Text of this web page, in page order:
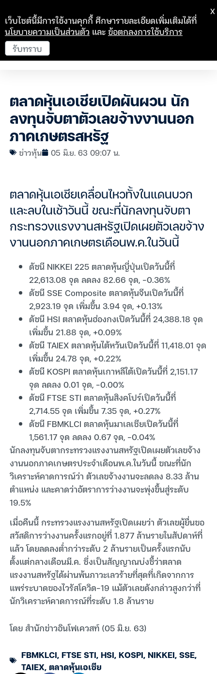
ตลาดหุ้นเอเชียเปิดผันผวน นัก
ลงทุนจับตาตัวเลขจ้างงานนอก
ภาคเกษตรสหรัฐ
ข่าวหุ้น 05 มิ.ย. 63 09:07 น.
ตลาดหุ้นเอเชียเคลื่อนไหวทั้งในแดนบวก
และลบในเช้าวันนี้ ขณะที่นักลงทุนจับตา
กระทรวงแรงงานสหรัฐเปิดเผยตัวเลขจ้าง
งานนอกภาคเกษตรเดือนพ.ค.ในวันนี้
ดัชนี NIKKEI 225 ตลาดหุ้นญี่ปุ่นเปิดวันนี้ที่
22,613.08 จุด ลดลง 82.66 จุด, -0.36%
ดัชนี SSE Composite ตลาดหุ้นจีนเปิดวันนี้ที่
2,923.19 จุด เพิ่มขึ้น 3.94 จุด, +0.13%
ดัชนี HSI ตลาดหุ้นฮ่องกงเปิดวันนี้ที่ 24,388.18 จุด
เพิ่มขึ้น 21.88 จุด, +0.09%
ดัชนี TAIEX ตลาดหุ้นไต้หวันเปิดวันนี้ที่ 11,418.01 จุด
เพิ่มขึ้น 24.78 จุด, +0.22%
ดัชนี KOSPI ตลาดหุ้นเกาหลีใต้เปิดวันนี้ที่ 2,151.17
จุด ลดลง 0.01 จุด, -0.00%
ดัชนี FTSE STI ตลาดหุ้นสิงคโปร์เปิดวันนี้ที่
2,714.55 จุด เพิ่มขึ้น 7.35 จุด, +0.27%
ดัชนี FBMKLCI ตลาดหุ้นมาเลเซียเปิดวันนี้ที่
1,561.17 จุด ลดลง 0.67 จุด, -0.04%
นักลงทุนจับตากระทรวงแรงงานสหรัฐเปิดเผยตัวเลขจ้าง
งานนอกภาคเกษตรประจำเดือนพ.ค.ในวันนี้ ขณะที่นัก
วิเคราะห์คาดการณ์ว่า ตัวเลขจ้างงานจะลดลง 8.33 ล้าน
ตำแหน่ง และคาดว่าอัตราการว่างงานจะพุ่งขึ้นสู่ระดับ
19.5%
เมื่อคืนนี้ กระทรวงแรงงานสหรัฐเปิดเผยว่า ตัวเลขผู้ยื่นขอ
สวัสดิการว่างงานครั้งแรกอยู่ที่ 1.877 ล้านรายในสัปดาห์ที่
แล้ว โดยลดลงต่ำกว่าระดับ 2 ล้านรายเป็นครั้งแรกนับ
ตั้งแต่กลางเดือนมี.ค. ซึ่งเป็นสัญญาณบ่งชี้ว่าตลาด
แรงงานสหรัฐได้ผ่านพ้นภาวะเลวร้ายที่สุดที่เกิดจากการ
แพร่ระบาดของไวรัสโควิด-19 แม้ตัวเลขดังกล่าวสูงกว่าที่
นักวิเคราะห์คาดการณ์ที่ระดับ 1.8 ล้านราย
โดย สำนักข่าวอินโฟเควสท์ (05 มิ.ย. 63)
FBMKLCI,FTSE STI,HSI,KOSPI,NIKKEI,SSE,
TAIEX,ตลาดหุ้นเอเชีย
เว็บไซต์นี้มีการใช้งานคุกกี้ ศึกษารายละเอียดเพิ่มเติมได้ที่
นโยบายความเป็นส่วนตัว และข้อตกลงการใช้บริการ
รับทราบ
X